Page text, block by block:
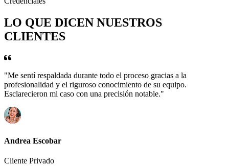
LO QUE DICEN NUESTROS
CLIENTES
"Me sentí respaldada durante todo el proceso gracias a la
profesionalidad y el riguroso conocimiento de su equipo.
Esclarecieron mi caso con una precisión notable."
Andrea Escobar
Cliente Privado